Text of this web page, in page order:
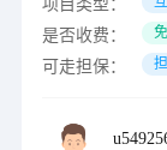
项目类型：
是否收费：
可走担保：